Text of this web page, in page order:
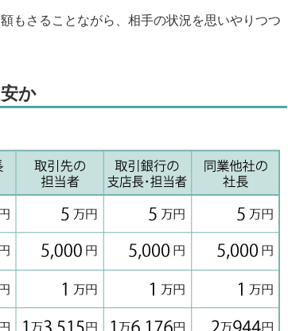
もさることながら、相手の状況を思いやりつつ
か